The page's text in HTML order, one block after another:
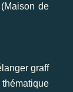
(Maison de
graff